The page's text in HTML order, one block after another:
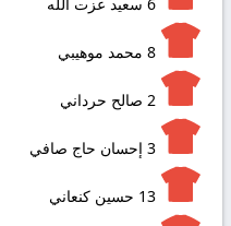
8 محمد موهيبي
2 صالح حرداني
3 إحسان حاج صافي
13 حسين كنعاني